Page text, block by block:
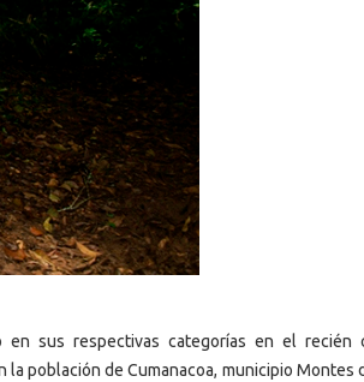
sus respectivas categorías en el recién
población de Cumanacoa, municipio Montes